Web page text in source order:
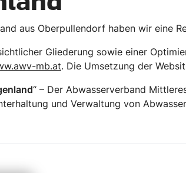
aus Oberpullendorf haben wir eine
Gliederung sowie einer
mb.at. Die Umsetzung der
“ – Der Abwasserverband
und Verwaltung von